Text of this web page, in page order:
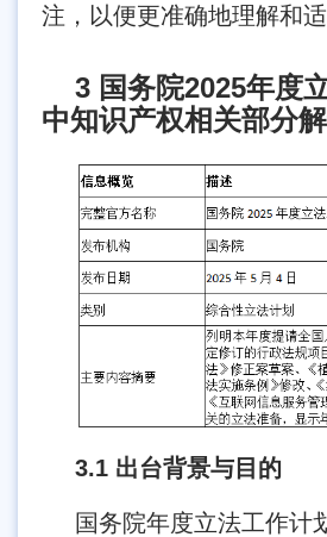
注，以便更准确地理解和适
3 国务院2025年度
中知识产权相关部分
3.1 出台背景与目的
国务院年度立法工作计